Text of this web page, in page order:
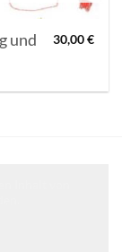
und
30,00€